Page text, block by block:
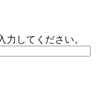
してください。